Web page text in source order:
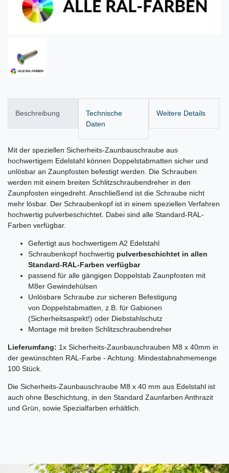
Beschreibung
Technische
Daten
Weitere Details
Mit der speziellen Sicherheits-Zaunbauschraube aus
hochwertigem Edelstahl können Doppelstabmatten sicher und
unlösbar an Zaunpfosten befestigt werden. Die Schrauben
werden mit einem breiten Schlitzschraubendreher in den
Zaunpfosten eingedreht. Anschließend ist die Schraube nicht
mehr lösbar. Der Schraubenkopf ist in einem speziellen Verfahren
hochwertig pulverbeschichtet. Dabei sind alle Standard-RAL-
Farben verfügbar.
Gefertigt aus hochwertigem A2 Edelstahl
Schraubenkopf hochwertig pulverbeschichtet in allen
Standard-RAL-Farben verfügbar
passend für alle gängigen Doppelstab Zaunpfosten mit
M8er Gewindehülsen
Unlösbare Schraube zur sicheren Befestigung
von Doppelstabmatten, z.B. für Gabionen
(Sicherheitsaspekt!) oder Diebstahlschutz
Montage mit breiten Schlitzschraubendreher
Lieferumfang: 1x Sicherheits-Zaunbauschrauben M8 x 40mm in
der gewünschten RAL-Farbe - Achtung: Mindestabnahmemenge
100 Stück.
Die Sicherheits-Zaunbauschraube M8 x 40 mm aus Edelstahl ist
auch ohne Beschichtung, in den Standard Zaunfarben Anthrazit
und Grün, sowie Spezialfarben erhältlich.
Ceres::Template.mailFormHoneypotLabel